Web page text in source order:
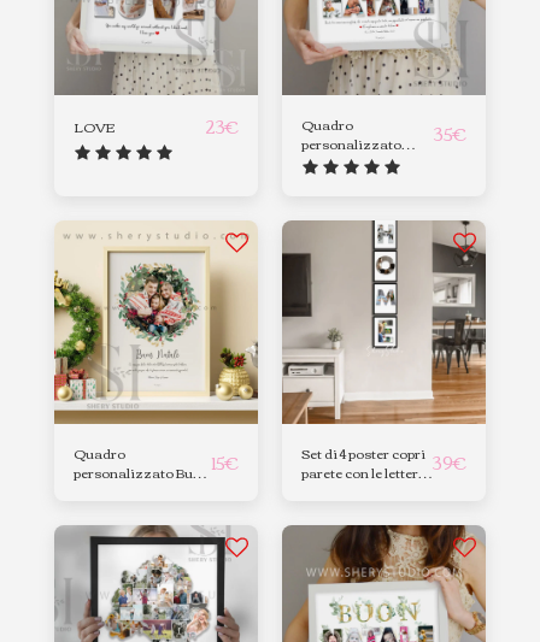
LOVE 23€
Quadro
personalizzato
Buon Natale 2022
35€
Quadro
personalizzato Buon 15€
Set di 4 poster copri
parete con le lettere 39€